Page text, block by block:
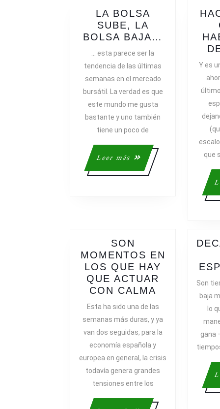
LA BOLSA
SUBE, LA
BOLSA BAJA…
BAJA…
… esta parece ser la
tendencia de las últimas
semanas en el mercado
bursátil. La verdad es que
este mundo me gusta
bastante y uno también
tiene un poco de
Leer más
Leer
más
Y es
que
SON
MOMENTOS EN
LOS QUE HAY
QUE ACTUAR
CON CALMA
LOS
QUE
QUE
ACTUAR
Esta ha sido una de las
semanas más duras, y ya
van dos seguidas, para la
economía española y
europea en general, la crisis
todavía genera grandes
tensiones entre los
Son
baja
lo
gana